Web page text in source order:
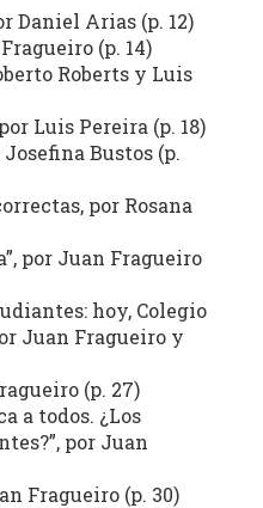
Daniel Arias (p. 12)
(p. 14)
Roberts y Luis
Luis Pereira (p. 18)
Bustos (p.
por Rosana
por Juan Fragueiro
hoy, Colegio
Juan Fragueiro y
(p. 27)
a todos. ¿Los
por Juan
Fragueiro (p. 30)